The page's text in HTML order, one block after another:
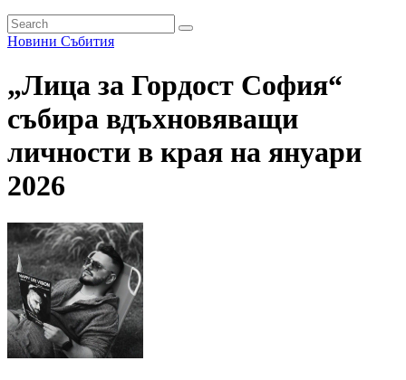
Новини Събития
„Лица за Гордост София“
събира вдъхновяващи
личности в края на януари
2026